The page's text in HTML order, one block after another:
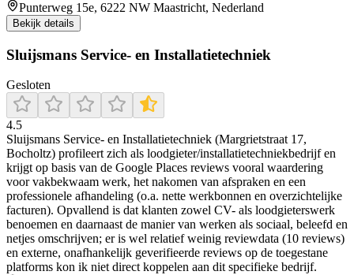
Punterweg 15e, 6222 NW Maastricht, Nederland
Bekijk details
Sluijsmans Service- en Installatietechniek
Gesloten
4.5
Sluijsmans Service- en Installatietechniek (Margrietstraat 17,
Bocholtz) profileert zich als loodgieter/installatietechniekbedrijf en
krijgt op basis van de Google Places reviews vooral waardering
voor vakbekwaam werk, het nakomen van afspraken en een
professionele afhandeling (o.a. nette werkbonnen en overzichtelijke
facturen). Opvallend is dat klanten zowel CV- als loodgieterswerk
benoemen en daarnaast de manier van werken als sociaal, beleefd en
netjes omschrijven; er is wel relatief weinig reviewdata (10 reviews)
en externe, onafhankelijk geverifieerde reviews op de toegestane
platforms kon ik niet direct koppelen aan dit specifieke bedrijf.